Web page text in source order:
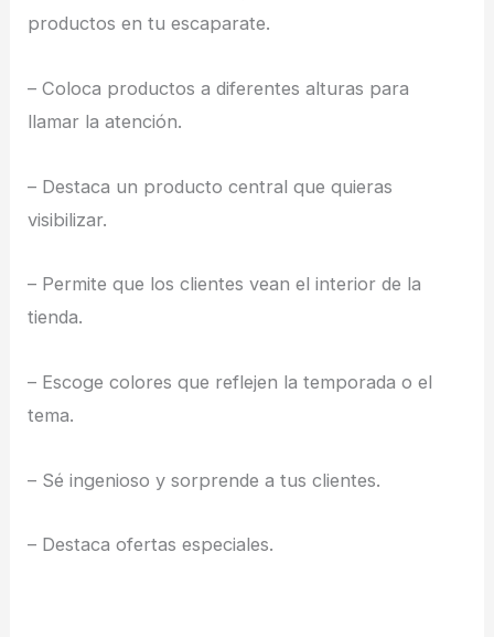
productos en tu escaparate.
– Coloca productos a diferentes alturas para
llamar la atención.
– Destaca un producto central que quieras
visibilizar.
– Permite que los clientes vean el interior de la
tienda.
– Escoge colores que reflejen la temporada o el
tema.
– Sé ingenioso y sorprende a tus clientes.
– Destaca ofertas especiales.